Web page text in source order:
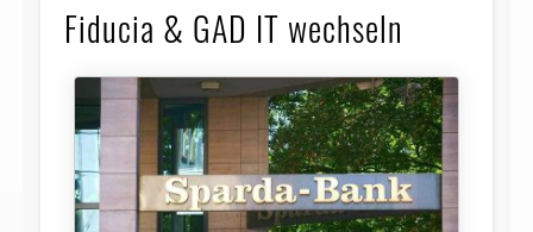
Fiducia & GAD IT wechseln